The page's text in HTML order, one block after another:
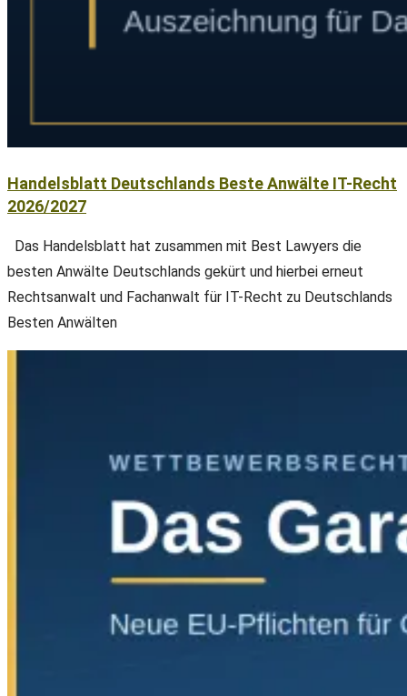
Handelsblatt Deutschlands Beste Anwälte IT-Recht
2026/2027
Das Handelsblatt hat zusammen mit Best Lawyers die
besten Anwälte Deutschlands gekürt und hierbei erneut
Rechtsanwalt und Fachanwalt für IT-Recht zu Deutschlands
Besten Anwälten